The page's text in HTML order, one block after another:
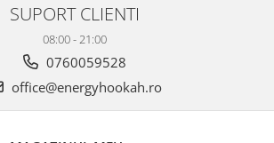
SUPORT CLIENTI
08:00 - 21:00
0760059528
office@energyhookah.ro